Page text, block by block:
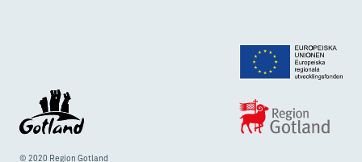
© 2020 Region Gotland